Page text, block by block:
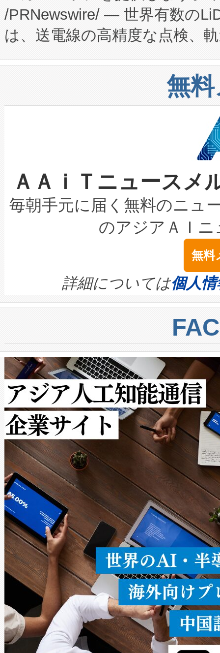
プログラムには、施設設計・
に関する技術移転および知的
構造化トレーニングカリキュ
上げおよび商用化段階におけ
設備整備および立ち上げ調整
加組織は、Enzeneのバイオ
選定された製品について、自
取得できる可能性もあります
設には、3億～4億ドルかか
最高経営責任者（CEO）であ
す。「当社のfully-connected
ームを利用すれば、6,000万
きます。この効率性は、フェ
た。 Voltaiq独自のAI搭載プラ
定、統合、導入、運用に至る
安全性を追跡し、確保する事
増加しているデータセンター
る電力網に大きな負担をかけ
事業者の負担軽減という課題
系統連系を迅速にし、ピーク
限を超えて利用可能な電力容
持できるよう貢献します。こ
ービスレベル契約（SLA）違
テリー性能の劣化によるダウ
念は、現在データセンターが
ます。 Voltaiq provides a
quality and reliability for AI
BESS stack to ensure battery
centers. Voltaiqは、ai&のAI
からシステム統合、試運転、
クルの各段階のデータを監視
[…]
/PRNewswire/ — 世界有数の
は、送電線の高精度な点検、
や穀物倉庫におけるバルク材
リューション「Avia 2」を発
したAvia 2は、1,000メート
狭視野のFOVを切り替えるこ
ケーブル、枝などの細かな対
なレーザースポットにより、
な環境下でも豊かなディテー
キロメートル範囲を検出
LiDAR for Inspections,
は1535 nmレーザーを搭載。
イズの小径化を実現すること
す。ノーマルモードでは、
ートル先まで検出でき、これ
トに対して約600メートルに
では、反射率10％のターゲッ
で向上し、最大検知距離は
ットだけで最大1キロメート
ルの変電所周囲を監視でき、
作業と点群処理を簡素化でき
Avia 2は、2種類のFOVオプシ
× 80°のノーマルモード、長
ードを切り替えて使用するこ
ることなく、単一のデバイス
うにします。遠距離まで届く
密度なスキャ […]
無
ＡＡｉＴニュース
毎朝手元に届く無料のニュ
のアジアＡＩ
無料
詳細については個人